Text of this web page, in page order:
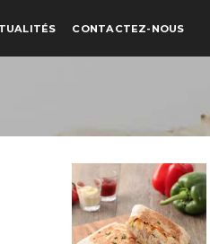
CONTACTEZ-NOUS